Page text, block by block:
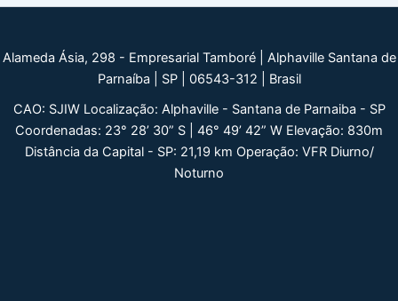
Alameda Ásia, 298 - Empresarial Tamboré | Alphaville Santana de
Parnaíba | SP | 06543-312 | Brasil
CAO: SJIW Localização: Alphaville - Santana de Parnaiba - SP
Coordenadas: 23° 28’ 30” S | 46° 49’ 42” W Elevação: 830m
Distância da Capital - SP: 21,19 km Operação: VFR Diurno/
Noturno